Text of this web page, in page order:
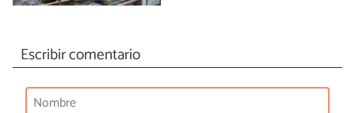
Escribir comentario